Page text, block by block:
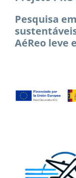
Pesquisa
AéReo leve